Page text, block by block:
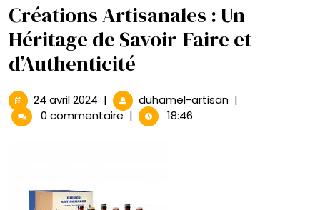
Créations Artisanales : Un
Héritage de Savoir-Faire et
d’Authenticité
24 avril 2024 24
avril
| duhamel-artisanCréations
|
0 commentaire | 18:46